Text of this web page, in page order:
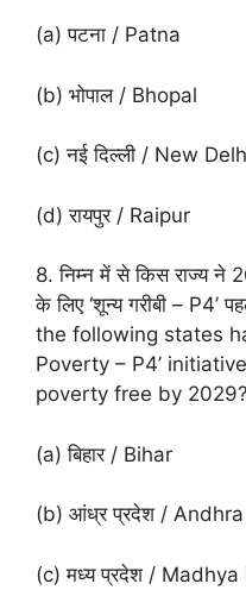
(a) पटना / Patna
(b) भोपाल / Bhopal
(c) नई दिल्ली / New
(d) रायपुर / Raipur
8. निम्न में से किस राज्य ने
के लिए ‘शून्य गरीबी –
the following states
Poverty – P4’
poverty free by 2029?
(a) बिहार / Bihar
(b) आंध्र प्रदेश /
(c) मध्य प्रदेश /